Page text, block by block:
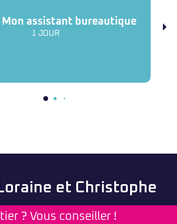
Mon assistant bureautique
1 JOUR
et Christophe
? Vous conseiller !